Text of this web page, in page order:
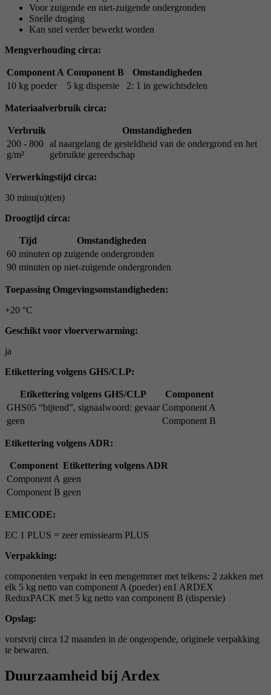
Voor zuigende en niet-zuigende ondergronden
Snelle droging
Kan snel verder bewerkt worden
Mengverhouding circa:
Component A Component B
Omstandigheden
10 kg poeder
5 kg dispersie 2: 1 in gewichtsdelen
Materiaalverbruik circa:
Verbruik
Omstandigheden
200 - 800
g/m²
al naargelang de gesteldheid van de ondergrond en het
gebruikte gereedschap
Verwerkingstijd circa:
30 minu(u)t(en)
Droogtijd circa:
Tijd
Omstandigheden
60 minuten op zuigende ondergronden
90 minuten op niet-zuigende ondergronden
Toepassing Omgevingsomstandigheden:
+20 °C
Geschikt voor vloerverwarming:
ja
Etikettering volgens GHS/CLP:
Etikettering volgens GHS/CLP
Component
GHS05 “bijtend”, signaalwoord: gevaar Component A
geen
Component B
Etikettering volgens ADR:
Component Etikettering volgens ADR
Component A geen
Component B geen
EMICODE:
EC 1 PLUS = zeer emissiearm PLUS
Verpakking:
componenten verpakt in een mengemmer met telkens: 2 zakken met
elk 5 kg netto van component A (poeder) en1 ARDEX
ReduxPACK met 5 kg netto van component B (dispersie)
Opslag:
vorstvrij circa 12 maanden in de ongeopende, originele verpakking
te bewaren.
Duurzaamheid bij Ardex